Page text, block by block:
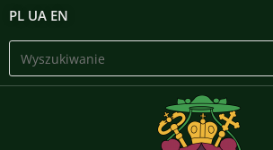
PL UA EN